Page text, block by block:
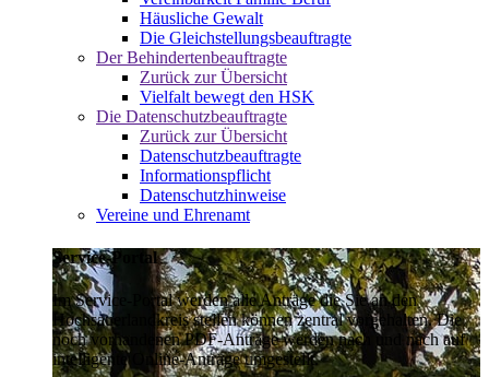
Häusliche Gewalt
Die Gleichstellungsbeauftragte
Der Behindertenbeauftragte
Zurück zur Übersicht
Vielfalt bewegt den HSK
Die Datenschutzbeauftragte
Zurück zur Übersicht
Datenschutzbeauftragte
Informationspflicht
Datenschutzhinweise
Vereine und Ehrenamt
Service-Portal
Im Service-Portal werden alle Anträge die Sie an den
Hochsauerlandkreis stellen können zentral vorgehalten. Die
noch vorhandenen PDF-Anträge werden nach und nach auf
intelligente Online-Anträge umgestellt.